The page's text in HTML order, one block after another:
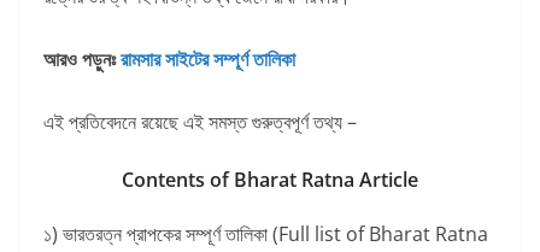
আরও পড়ুনঃরামসার সাইটের সম্পূর্ণ তালিকা
এই প্রতিবেদনে রয়েছে এই সমস্ত গুরুত্বপূর্ণ তথ্য –
Contents of Bharat Ratna Article
১) ভারতরত্ন প্রাপকের সম্পূর্ণ তালিকা (Full list of Bharat Ratna